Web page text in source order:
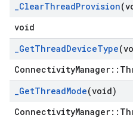
_ClearThreadProvision
void
_GetThreadDeviceType
_GetThreadMode(void)